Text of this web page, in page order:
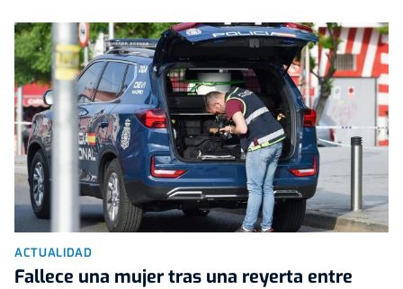
ACTUALIDAD
Fallece una mujer tras una reyerta entre